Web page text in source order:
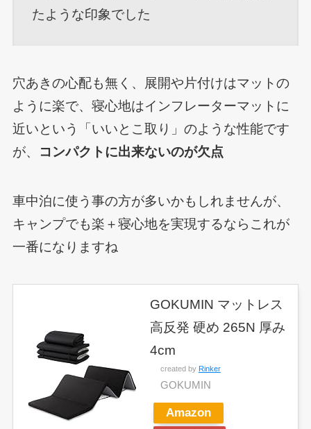
たような印象でした
穴あきの心配も無く、展開や片付けはマットの
ように楽で、寝心地はインフレーターマットに
近いという「いいとこ取り」のような性能です
が、 コンパクトに出来ないのが欠点
車中泊に使う事の方が多いかもしれませんが、
キャンプでも楽＋寝心地を実現するならこれが
一番になりますね
GOKUMIN マットレス
高反発 硬め 265N 厚み
4cm
created by Rinker
GOKUMIN
Amazon